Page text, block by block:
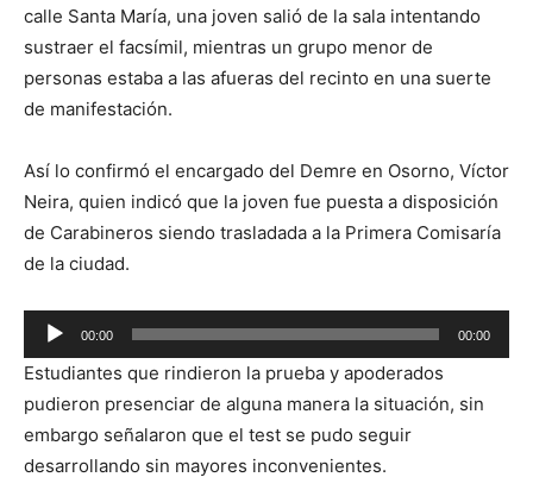
calle Santa María, una joven salió de la sala intentando
sustraer el facsímil, mientras un grupo menor de
personas estaba a las afueras del recinto en una suerte
de manifestación.
Así lo confirmó el encargado del Demre en Osorno, Víctor
Neira, quien indicó que la joven fue puesta a disposición
de Carabineros siendo trasladada a la Primera Comisaría
de la ciudad.
Reproductor
de
audio
00:00 00:00
Estudiantes que rindieron la prueba y apoderados
pudieron presenciar de alguna manera la situación, sin
embargo señalaron que el test se pudo seguir
desarrollando sin mayores inconvenientes.